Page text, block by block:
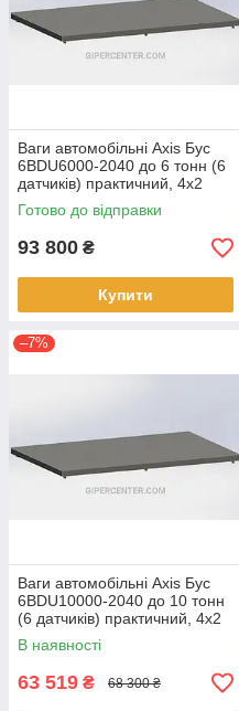
Ваги автомобільні Axis Бус
6BDU6000-2040 до 6 тонн (6
датчиків) практичний, 4х2
метри
Готово до відправки
93 800 ₴
Купити
–7%
Ваги автомобільні Axis Бус
6BDU10000-2040 до 10 тонн
(6 датчиків) практичний, 4х2
метри
В наявності
63 519 ₴ 68 300 ₴